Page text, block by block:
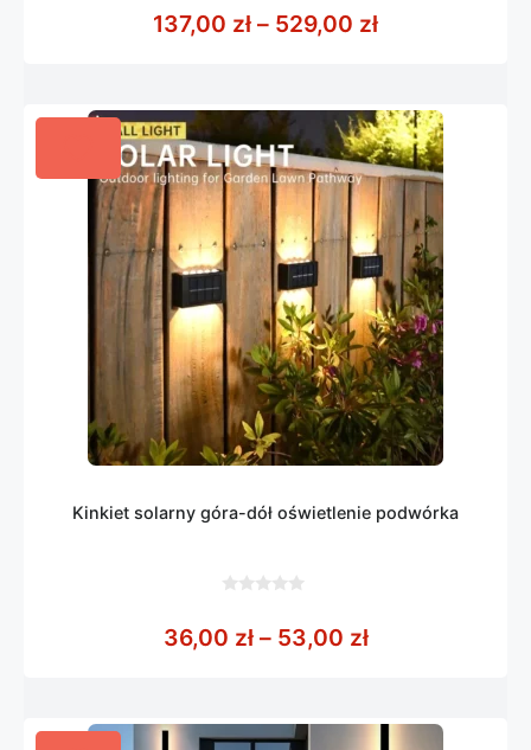
5
137,00 zł – 529,00 złZakres cen:
Kinkiet solarny góra-dół oświetlenie podwórka
5
36,00 zł – 53,00 złZakres cen: